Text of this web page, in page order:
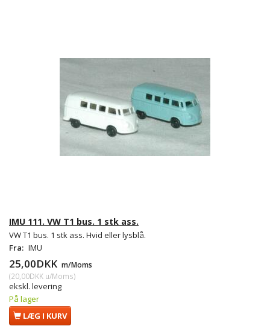
IMU 111. VW T1 bus. 1 stk ass.
VW T1 bus. 1 stk ass. Hvid eller lysblå.
Fra: IMU
25,00DKK m/Moms
(20,00DKK u/Moms)
ekskl. levering
På lager
LÆG I KURV